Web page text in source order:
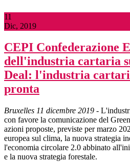
11
Dic, 2019
CEPI Confederazione
dell'industria cartaria
Deal: l'industria
pronta
Bruxelles 11 dicembre 2019 -
con favore la comunicazione del
azioni proposte, previste per marzo
europea sul clima, la nuova strategia
l'economia circolare 2.0 abbinato
e la nuova strategia forestale.